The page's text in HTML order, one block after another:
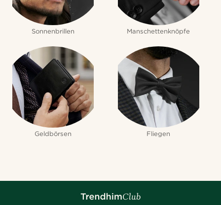
Sonnenbrillen Manschettenknöpfe
Geldbörsen Fliegen